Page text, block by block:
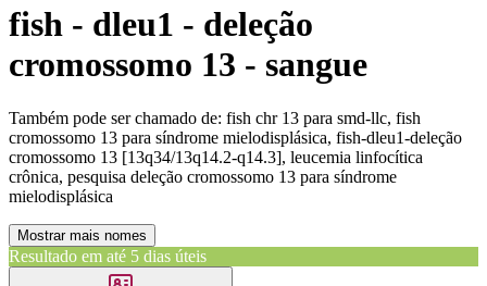
fish - dleu1 - deleção
cromossomo 13 - sangue
Também pode ser chamado de: fish chr 13 para smd-llc, fish
cromossomo 13 para síndrome mielodisplásica, fish-dleu1-deleção
cromossomo 13 [13q34/13q14.2-q14.3], leucemia linfocítica
crônica, pesquisa deleção cromossomo 13 para síndrome
mielodisplásica
Mostrar mais nomes
Resultado em até 5 dias úteis